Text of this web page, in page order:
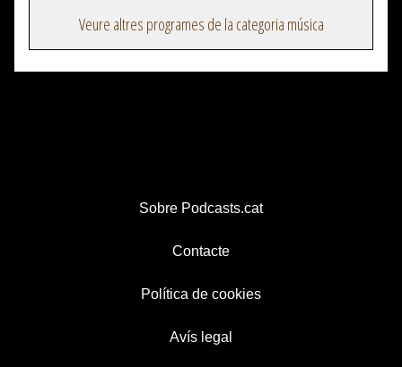
Veure altres programes de la categoria música
Sobre Podcasts.cat
Contacte
Política de cookies
Avís legal